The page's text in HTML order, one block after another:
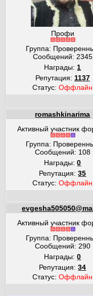
Профи
Группа:
Сообщений: 2345
Награды: 1
Репутация: 1137
Статус:Оффлайн
romashkinarima
Активный участник
Группа:
Сообщений: 108
Награды:0
Репутация:35
Статус:Оффлайн
Активный участник
Группа:
Сообщений: 290
Награды:0
Репутация:34
Статус:Оффлайн